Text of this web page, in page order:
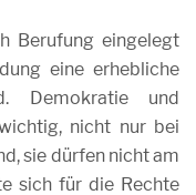
Berufung eingelegt
eine erhebliche
Demokratie und
nicht nur bei
sie dürfen nicht am
sich für die Rechte